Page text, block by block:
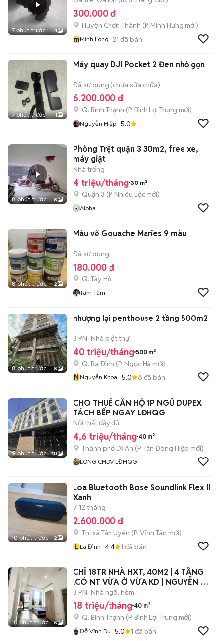
7 phút trước 1
300.000 đ
Huyện Chơn Thành (P. Minh Hưng mới)
mMinh Long 21 đã bán
7 phút trước 1
Máy quay DJI Pocket 2 Đen nhỏ gọn
Đã sử dụng (chưa sửa chữa)
6.200.000 đ
Q. Bình Thạnh (P. Bình Lợi Trung mới)
Nguyễn Hiệp 5.0
8 phút trước 8
Phòng Trệt quận 3 30m2, free xe,
máy giặt
Nhà trống
4 triệu/tháng 30 m²
Quận 3 (P. Nhiêu Lộc mới)
Alpha
8 phút trước 2
Màu vẽ Gouache Maries 9 màu
Đã sử dụng
180.000 đ
Q. Tây Hồ
Tâm Tâm
8 phút trước 8
nhượng lại penthouse 2 tầng 500m2
3 PN Nhà biệt thự
40 triệu/tháng 500 m²
Q. Ba Đình (P. Ngọc Hà mới)
NNguyễn Khoa 5.0 8 đã bán
9 phút trước 10
CHO THUÊ CĂN HỘ 1P NGỦ DUPEX
TÁCH BẾP NGAY LĐHQG
Nội thất đầy đủ
4,6 triệu/tháng 40 m²
Thành phố Dĩ An (P. Tân Đông Hiệp mới)
LONG CHDV LĐHQG
10 phút trước 2
Loa Bluetooth Bose Soundlink Flex II
Xanh
7-12 tháng
2.600.000 đ
Thị xã Tân Uyên (P. Vĩnh Tân mới)
L La Đình 4.4 1 đã bán
10 phút trước 8
CHỈ 18TR NHÀ HXT, 40M2 | 4 TẦNG
,CÓ NT VỪA Ở VỪA KD | NGUYỄN XÍ,
BT.
3 PN Nhà ngõ, hẻm
18 triệu/tháng 40 m²
Q. Bình Thạnh (P. Bình Lợi Trung mới)
Đỗ Vĩnh Du 5.0 1 đã bán